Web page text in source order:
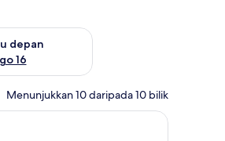
depan
16
hujung minggu depan Ogo 14 -
Menunjukkan 10 daripada 10 bilik
Peti besi dalam bilik, Wi-fi percuma, cadar